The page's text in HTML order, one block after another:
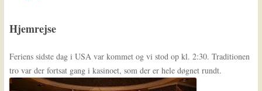
Hjemrejse
Feriens sidste dag i USA var kommet og vi stod op kl. 2:30. Traditionen
tro var der fortsat gang i kasinoet, som der er hele døgnet rundt.